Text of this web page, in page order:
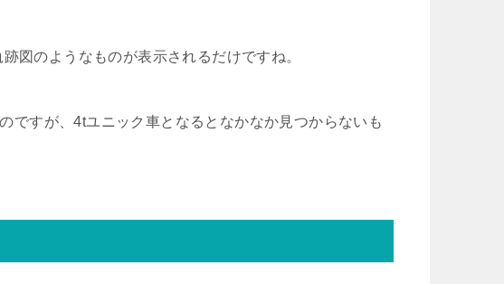
図のようなものが表示されるだけですね。
ですが、4tユニック車となるとなかなか見つからないも